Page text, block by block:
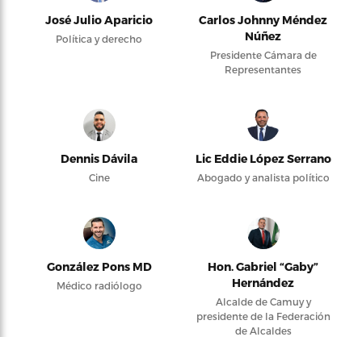
José Julio Aparicio
Política y derecho
Carlos Johnny Méndez
Núñez
Presidente Cámara de
Representantes
Dennis Dávila
Cine
Lic Eddie López Serrano
Abogado y analista político
González Pons MD
Médico radiólogo
Hon. Gabriel “Gaby”
Hernández
Alcalde de Camuy y
presidente de la Federación
de Alcaldes